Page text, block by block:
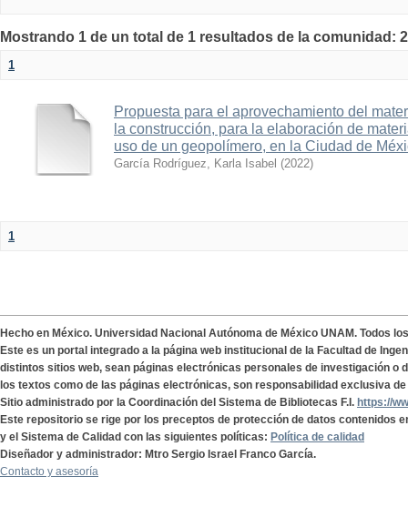
Mostrando 1 de un total de 1 resultados de la comunidad:
1
Propuesta para el aprovechamiento del
la construcción, para la elaboración de
uso de un geopolímero, en la Ciudad de
García Rodríguez, Karla Isabel (2022)
1
Hecho en México. Universidad Nacional Autónoma de México UNAM. Todos
Este es un portal integrado a la página web institucional de la Facultad de
distintos sitios web, sean páginas electrónicas personales de investigación o
los textos como de las páginas electrónicas, son responsabilidad exclusiva
Sitio administrado por la Coordinación del Sistema de Bibliotecas F.I. https://
Este repositorio se rige por los preceptos de protección de datos contenidos
y el Sistema de Calidad con las siguientes políticas: Política de calidad
Diseñador y administrador: Mtro Sergio Israel Franco García.
Contacto y asesoría